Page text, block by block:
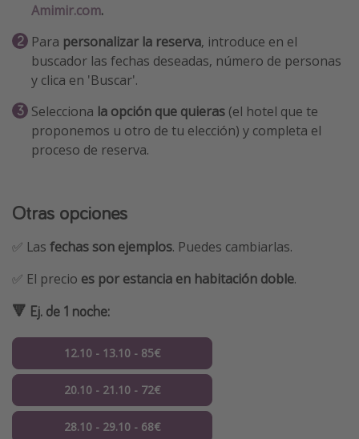
Amimir.com.
Para personalizar la reserva, introduce en el
buscador las fechas deseadas, número de personas
y clica en 'Buscar'.
Selecciona la opción que quieras (el hotel que te
proponemos u otro de tu elección) y completa el
proceso de reserva.
Otras opciones
✅ Las fechas son ejemplos. Puedes cambiarlas.
✅ El precio es por estancia en habitación doble.
🔻 Ej. de 1 noche:
12.10 - 13.10 - 85€
20.10 - 21.10 - 72€
28.10 - 29.10 - 68€